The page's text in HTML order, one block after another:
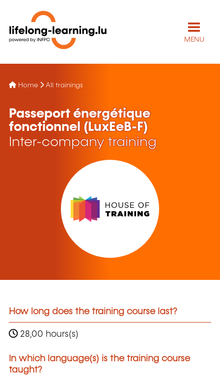
MENU
Home All trainings
Passeport énergétique
fonctionnel (LuxEeB-F)
Inter-company training
How long does the training course last?
28,00 hours(s)
In which language(s) is the training course
taught?